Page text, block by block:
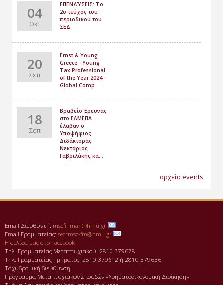
04
Οκτ
ΕΠΕΝΔΎΣΕΙΣ: Το
2o τεύχος του
περιοδικού του
ΣΕΔ
20
Σεπ
Ernst & Young
Greece - Young
Tax Professional
of the Year 2024 -
Global Comp...
18
Σεπ
Βραβείο Έρευνας
στο ΕΛΜΕΠΑ
έλαβαν ο
Υποψήφιος
Διδάκτορας
Νεκτάριος
Γαβριλάκης κα...
αρχείο events
Email Διευθυντή: mscfinman@hmu.gr
Email Γραμματείας: secrmsc-fm@hmu.gr
Η σελίδα μας στο Facebook
Τηλ. Γραμματείας Μεταπτυχιακού: 2810 379678.
Τηλ. Γραμματείας Τμήματος: 2810 379612 ή 2810 379636.
Ταχυδρομική διεύθυνση:
Πρόγραμμα Μεταπτυχιακών Σπουδών «Χρηματοοικονομική Διοίκηση»